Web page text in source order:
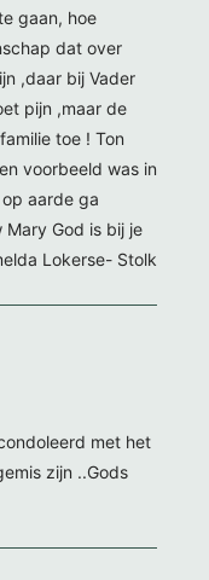
gaan, hoe
dat over
,daar bij Vader
pijn ,maar de
toe ! Ton
voorbeeld was in
aarde ga
Mary God is bij je
Lokerse- Stolk
met het
zijn ..Gods